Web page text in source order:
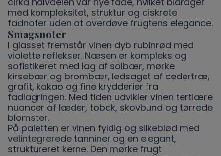
med kompleksitet, struktur og diskrete
fadnoter uden at overdøve frugtens elegance.
Smagsnoter
I glasset fremstår vinen dyb rubinrød med
violette reflekser. Næsen er kompleks og
sofistikeret med lag af solbær, mørke
kirsebær og brombær, ledsaget af cedertræ,
grafit, kakao og fine krydderier fra
fadlagringen. Med tiden udvikler vinen tertiære
nuancer af læder, tobak, skovbund og tørrede
blomster.
På paletten er vinen fyldig og silkeblød med
velintegrerede tanniner og en elegant,
struktureret kerne. Den mørke frugt